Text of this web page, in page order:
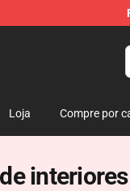
Store
Loja Compre por
interiores